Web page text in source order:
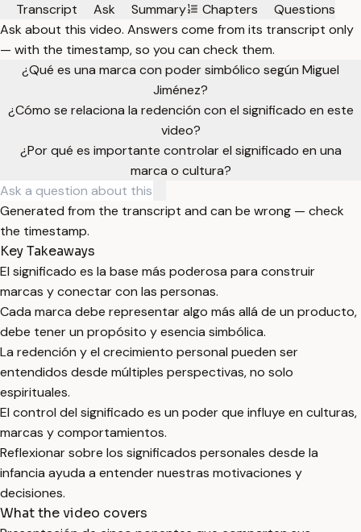
Transcript
Ask Summary Chapters
Questions
Ask about this video. Answers come from its transcript only
— with the timestamp, so you can check them.
¿Qué es una marca con poder simbólico según Miguel
Jiménez?
¿Cómo se relaciona la redención con el significado en este
video?
¿Por qué es importante controlar el significado en una
marca o cultura?
Generated from the transcript and can be wrong — check
the timestamp.
Key Takeaways
El significado es la base más poderosa para construir
marcas y conectar con las personas.
Cada marca debe representar algo más allá de un producto,
debe tener un propósito y esencia simbólica.
La redención y el crecimiento personal pueden ser
entendidos desde múltiples perspectivas, no solo
espirituales.
El control del significado es un poder que influye en culturas,
marcas y comportamientos.
Reflexionar sobre los significados personales desde la
infancia ayuda a entender nuestras motivaciones y
decisiones.
What the video covers